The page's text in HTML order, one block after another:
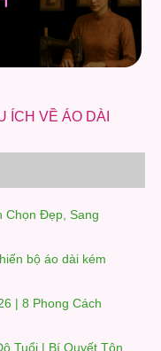
ÍCH VỀ ÁO DÀI
Chọn Đẹp, Sang
bộ áo dài kém
| 8 Phong Cách
Tuổi | Bí Quyết Tôn